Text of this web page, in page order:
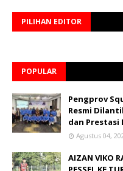
PILIHAN EDITOR
POPULAR
Pengprov
Resmi
dan Prestasi
Agustus 04,
AIZAN VIKO